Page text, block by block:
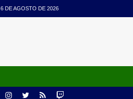
6 DE AGOSTO DE 2026